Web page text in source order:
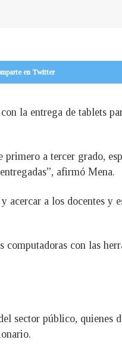
en Twitter
la entrega de tablets
a tercer grado,
afirmó Mena.
acercar a los docentes y
computadoras con las
sector público, quienes